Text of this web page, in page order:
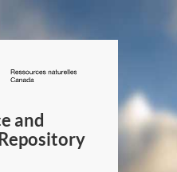
/
Canada
and